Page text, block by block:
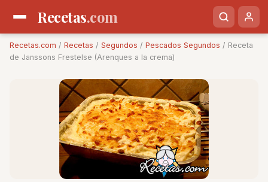
Recetas.com
Recetas.com / Recetas / Segundos / Pescados Segundos / Receta
de Janssons Frestelse (Arenques a la crema)